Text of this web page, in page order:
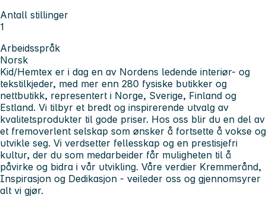
Antall stillinger
1
Arbeidsspråk
Norsk
Kid/Hemtex er i dag en av Nordens ledende interiør- og
tekstilkjeder, med mer enn 280 fysiske butikker og
nettbutikk, representert i Norge, Sverige, Finland og
Estland. Vi tilbyr et bredt og inspirerende utvalg av
kvalitetsprodukter til gode priser. Hos oss blir du en del av
et fremoverlent selskap som ønsker å fortsette å vokse og
utvikle seg. Vi verdsetter fellesskap og en prestisjefri
kultur, der du som medarbeider får muligheten til å
påvirke og bidra i vår utvikling. Våre verdier Kremmerånd,
Inspirasjon og Dedikasjon - veileder oss og gjennomsyrer
alt vi gjør.